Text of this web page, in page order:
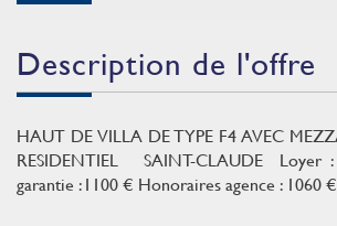
description de l'offre
HAUT DE VILLA DE TYPE F4 AVEC
RESIDENTIEL SAINT-CLAUDE
garantie :1100 € Honoraires agence : 1060 €